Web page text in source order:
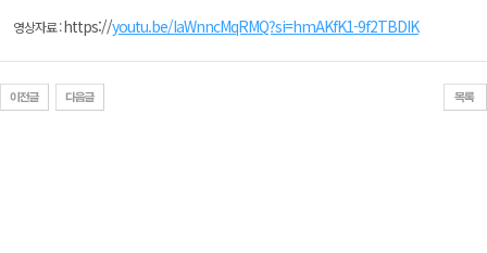
영상자료 :https://youtu.be/IaWnncMqRMQ?si=hmAKfK1-9f2TBDIK